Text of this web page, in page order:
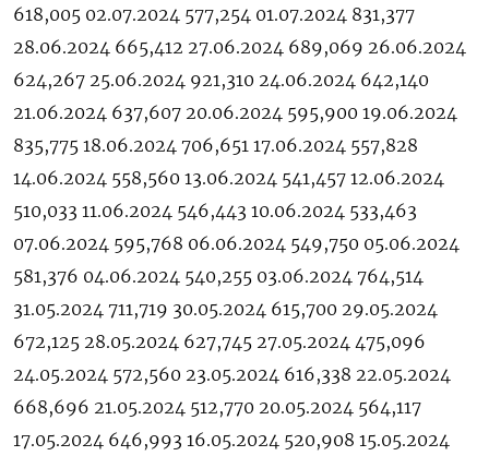
618,005 02.07.2024 577,254 01.07.2024 831,377
28.06.2024 665,412 27.06.2024 689,069 26.06.2024
624,267 25.06.2024 921,310 24.06.2024 642,140
21.06.2024 637,607 20.06.2024 595,900 19.06.2024
835,775 18.06.2024 706,651 17.06.2024 557,828
14.06.2024 558,560 13.06.2024 541,457 12.06.2024
510,033 11.06.2024 546,443 10.06.2024 533,463
07.06.2024 595,768 06.06.2024 549,750 05.06.2024
581,376 04.06.2024 540,255 03.06.2024 764,514
31.05.2024 711,719 30.05.2024 615,700 29.05.2024
672,125 28.05.2024 627,745 27.05.2024 475,096
24.05.2024 572,560 23.05.2024 616,338 22.05.2024
668,696 21.05.2024 512,770 20.05.2024 564,117
17.05.2024 646,993 16.05.2024 520,908 15.05.2024